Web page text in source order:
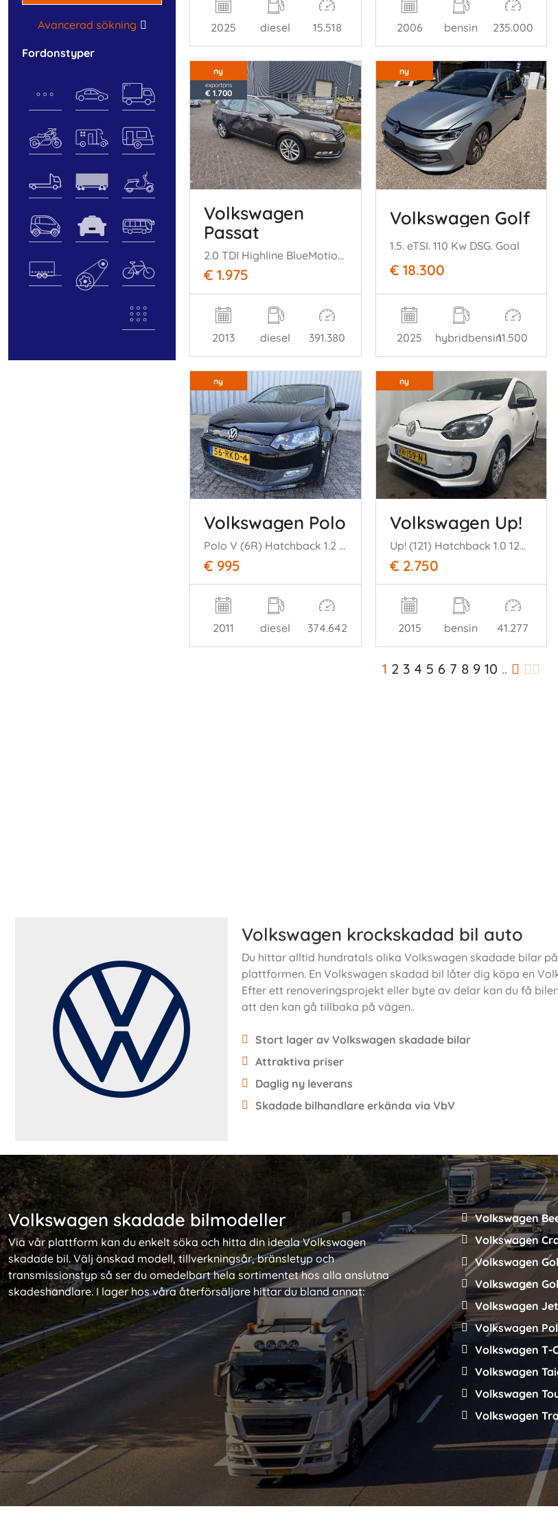
Avancerad sökning
fordonstyper
2025 diesel 15.518 2006 bensin 235.000
ny
exportpris
€ 1.700
Volkswagen
Passat
2.0 TDI Highline BlueMotion Technisch 100 procent ok!!
€ 1.975
2013 diesel 391.380
ny
Volkswagen Golf
1.5. eTSI. 110 Kw DSG. Goal
€ 18.300
2025 hybridbensin11.500
ny
Volkswagen Polo
Polo V (6R) Hatchback 1.2 TDI 12V BlueMotion (CFWA(Euro 5)) [55kW] (1= 0-2009/05-2014)
€ 995
2011 diesel 374.642
ny
Volkswagen Up!
Up! (121) Hatchback 1.0 12V 60 (CHYA) [44kW] (08-2011/08-2020)
€ 2.750
2015 bensin 41.277
1 2 3 4 5 6 7 8 9 10 ..
Volkswagen krockskadad bil auto
Du hittar alltid hundratals olika Volkswagen skadade bilar
plattformen. En Volkswagen skadad bil låter dig köpa en
Efter ett renoveringsprojekt eller byte av delar kan du få
att den kan gå tillbaka på vägen..
Stort lager av Volkswagen skadade bilar
Attraktiva priser
Daglig ny leverans
Skadade bilhandlare erkända via VbV
Volkswagen skadade bilmodeller
Via vår plattform kan du enkelt söka och hitta din ideala Volkswagen
skadade bil. Välj önskad modell, tillverkningsår, bränsletyp och
transmissionstyp så ser du omedelbart hela sortimentet hos alla anslutna
skadeshandlare. I lager hos våra återförsäljare hittar du bland annat:
Volkswagen
Volkswagen
Volkswagen
Volkswagen
Volkswagen
Volkswagen
Volkswagen T-
Volkswagen
Volkswagen
Volkswagen